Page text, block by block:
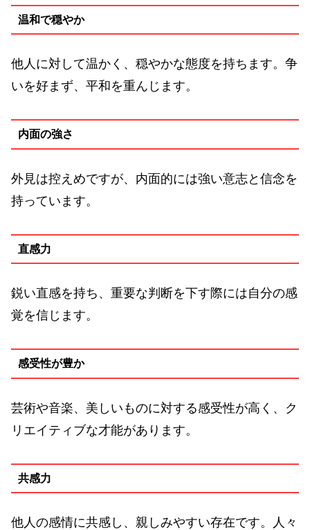
温和で穏やか
他人に対して温かく、穏やかな態度を持ちます。争
いを好まず、平和を重んじます。
内面の強さ
外見は控えめですが、内面的には強い意志と信念を
持っています。
直感力
鋭い直感を持ち、重要な判断を下す際には自分の感
覚を信じます。
感受性が豊か
芸術や音楽、美しいものに対する感受性が高く、ク
リエイティブな才能があります。
共感力
他人の感情に共感し、親しみやすい存在です。人々